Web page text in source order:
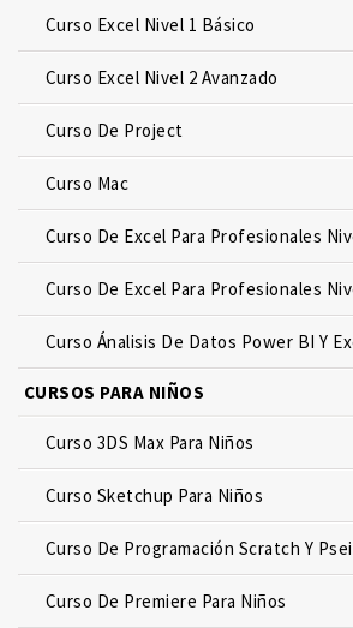
Curso Excel Nivel 1 Básico
Curso Excel Nivel 2 Avanzado
Curso De Project
Curso Mac
Curso De Excel Para Profesionales
Curso De Excel Para Profesionales
Curso Ánalisis De Datos Power BI Y
CURSOS PARA NIÑOS
Curso 3DS Max Para Niños
Curso Sketchup Para Niños
Curso De Programación Scratch Y
Curso De Premiere Para Niños